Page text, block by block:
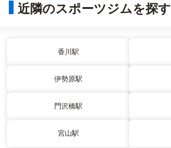
近隣のスポーツジムを探す
香川駅
伊勢原駅
門沢橋駅
宮山駅